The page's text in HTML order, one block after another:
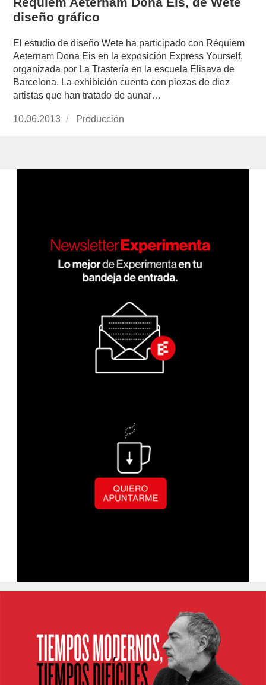
diseño gráfico
El estudio de diseño Wete ha participado con Réquiem
Aeternam Dona Eis en la exposición Express Yourself,
organizada por La Trastería en la escuela Elisava de
Barcelona. La exhibición cuenta con piezas de diez
artistas que han tratado de aunar…
Publicado
10.06.2013 https://www.experimenta.es/author/
Producción